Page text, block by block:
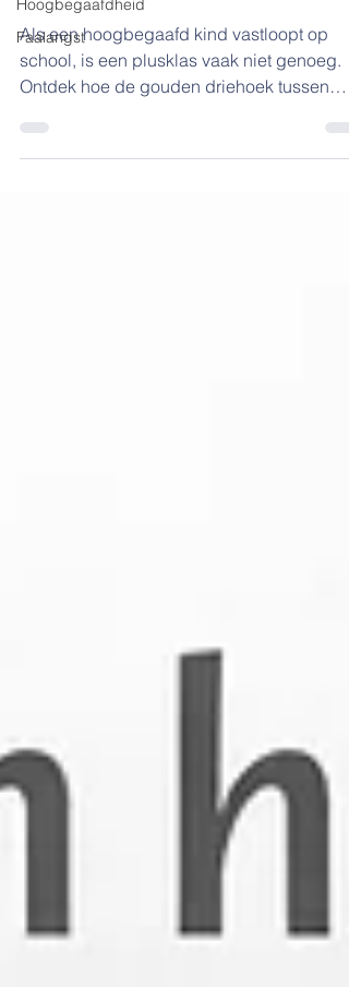
Hoogbegaafdheid
Faalangst
Als een hoogbegaafd kind vastloopt op
school, is een plusklas vaak niet genoeg.
Ontdek hoe de gouden driehoek tussen
ogen van je kind terugbrengt.